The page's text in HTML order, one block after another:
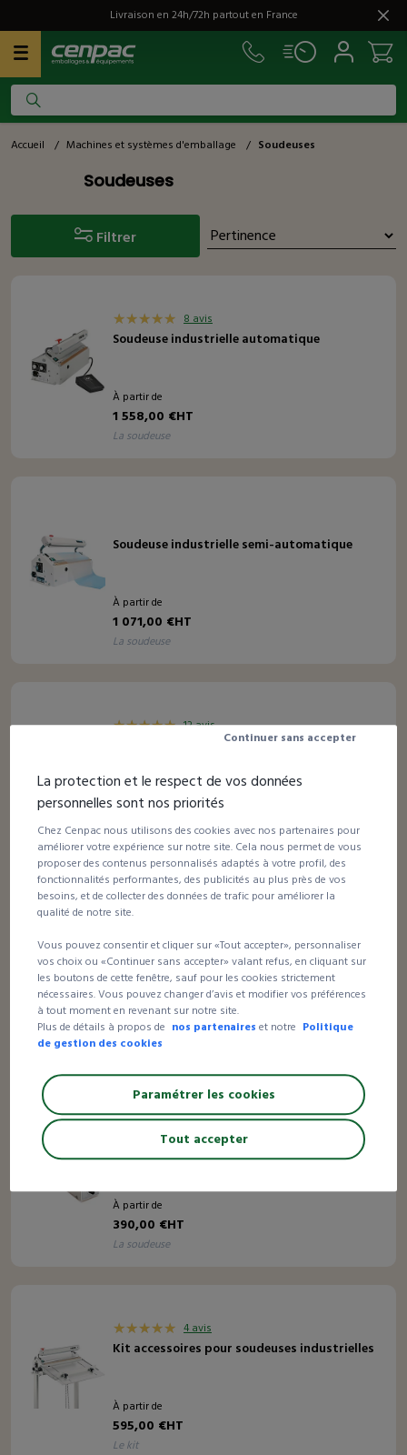
Livraison en 24h/72h partout en France
Accueil / Machines et systèmes d'emballage / Soudeuses
Soudeuses
Filtrer
8 avis
Soudeuse industrielle automatique
À partir de
1 558,00 €HT
la soudeuse
Soudeuse industrielle semi-automatique
À partir de
1 071,00 €HT
la soudeuse
12 avis
Soudeuse semi-automatique
À partir de
462,00 €HT
la soudeuse
Meilleur prix
Soudeuse économique
À partir de
208,00 €HT
la soudeuse
Meilleur prix
15 avis
Soudeuse à couteau économique
À partir de
390,00 €HT
la soudeuse
4 avis
Kit accessoires pour soudeuses industrielles
À partir de
595,00 €HT
le kit
La protection et le respect de vos données
personnelles sont nos priorités
Chez Cenpac nous utilisons des cookies avec nos partenaires pour
améliorer votre expérience sur notre site. Cela nous permet de vous
proposer des contenus personnalisés adaptés à votre profil, des
fonctionnalités performantes, des publicités au plus près de vos
besoins, et de collecter des données de trafic pour améliorer la
qualité de notre site.
Vous pouvez consentir et cliquer sur «Tout accepter», personnaliser
vos choix ou «Continuer sans accepter» valant refus, en cliquant sur
les boutons de cette fenêtre, sauf pour les cookies strictement
nécessaires. Vous pouvez changer d’avis et modifier vos préférences
à tout moment en revenant sur notre site.
Plus de détails à propos de nos partenaires et notre Politique
de gestion des cookies
Continuer sans accepter
Paramétrer les cookies
Tout accepter